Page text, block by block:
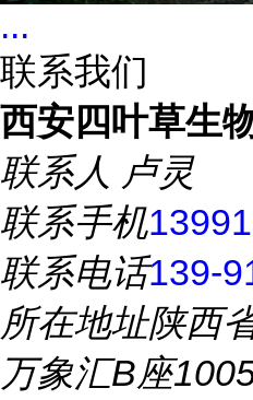
...
联系我们
西安四叶草生
联系人 卢灵
联系手机
联系电话139-
所在地址陕西
万象汇B座